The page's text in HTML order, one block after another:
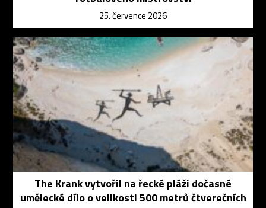
25. července 2026
The Krank vytvořil na řecké pláži dočasné
umělecké dílo o velikosti 500 metrů čtverečních